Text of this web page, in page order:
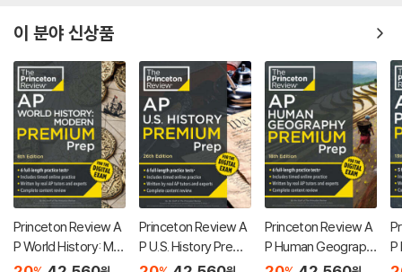
Comprehensive Re
ce
이 분야 신상품
Princeton Review A
P World History: Mo
dern Premium Prep,
Princeton Review A
P U.S. History Premi
um Prep, 26th Editio
Princeton Review A
P Human Geograph
y Premium Prep, 18t
P